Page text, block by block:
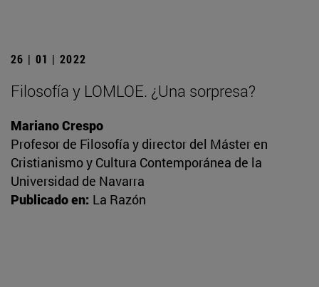
26 | 01 | 2022
Filosofía y LOMLOE. ¿Una sorpresa?
Mariano Crespo
Profesor de Filosofía y director del Máster en
Cristianismo y Cultura Contemporánea de la
Universidad de Navarra
Publicado en: La Razón